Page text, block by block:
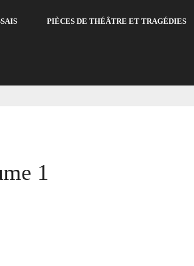
PIÈCES DE THÉÂTRE ET TRAGÉDIES
1